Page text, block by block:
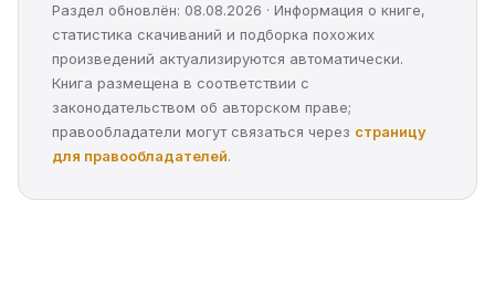
Раздел обновлён: 08.08.2026 · Информация о книге,
статистика скачиваний и подборка похожих
произведений актуализируются автоматически.
Книга размещена в соответствии с
законодательством об авторском праве;
правообладатели могут связаться через страницу
для правообладателей.